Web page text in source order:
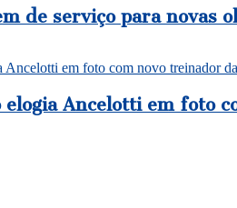
de serviço para novas
elogia Ancelotti em foto